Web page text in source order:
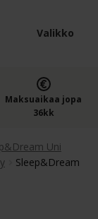
Valikko
Maksuaikaa jopa
36kk
Uni
Sleep&Dream